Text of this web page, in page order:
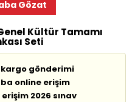
Kültür Tamamı
Seti
kargo gönderimi
online erişim
2026 sınav